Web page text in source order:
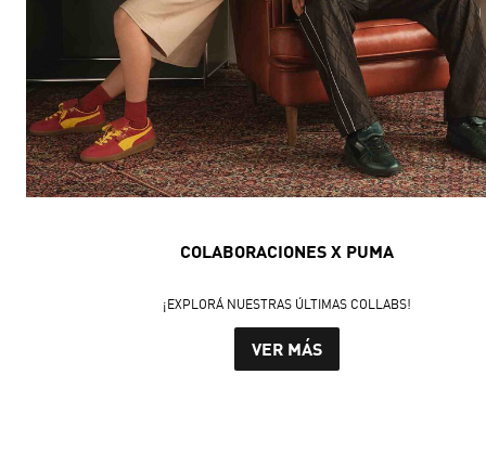
COLABORACIONES X PUMA
¡EXPLORÁ NUESTRAS ÚLTIMAS COLLABS!
VER MÁS